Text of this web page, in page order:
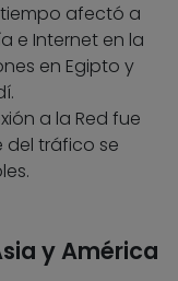
afectó a
e Internet en la
en Egipto y
a la Red fue
del tráfico se
y América